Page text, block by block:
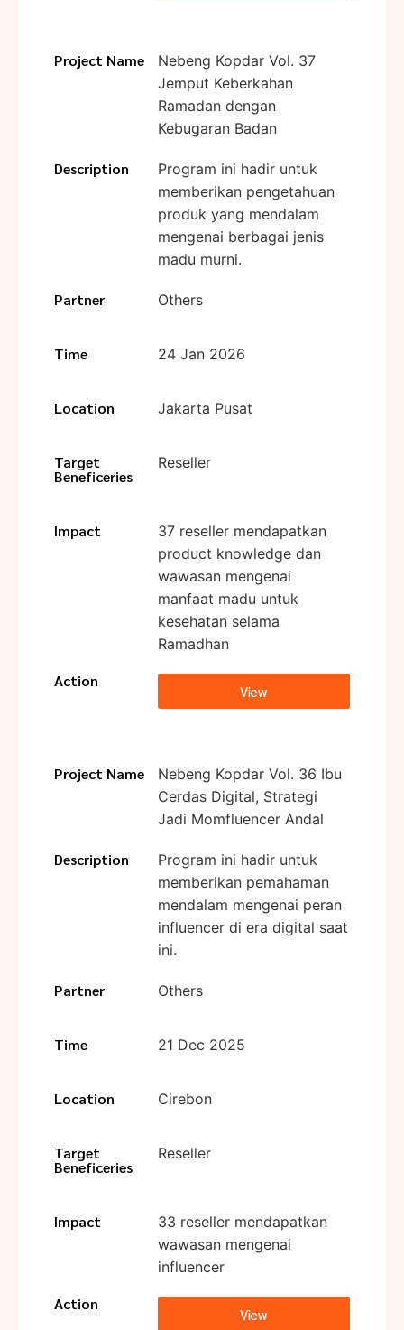
Project Name
Nebeng Kopdar Vol. 37
Jemput Keberkahan
Ramadan dengan
Kebugaran Badan
Description
Program ini hadir untuk
memberikan pengetahuan
produk yang mendalam
mengenai berbagai jenis
madu murni.
Partner Others
Time 24 Jan 2026
Location Jakarta Pusat
Target
Beneficeries
Reseller
Impact
37 reseller mendapatkan
product knowledge dan
wawasan mengenai
manfaat madu untuk
kesehatan selama
Ramadhan
Action
View
Project Name
Nebeng Kopdar Vol. 36 Ibu
Cerdas Digital, Strategi
Jadi Momfluencer Andal
Description
Program ini hadir untuk
memberikan pemahaman
mendalam mengenai peran
influencer di era digital saat
ini.
Partner Others
Time 21 Dec 2025
Location Cirebon
Target
Beneficeries
Reseller
Impact
33 reseller mendapatkan
wawasan mengenai
influencer
Action
View